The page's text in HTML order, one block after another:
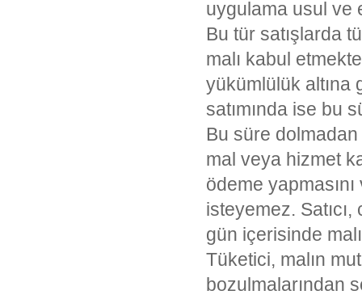
uygulama usul ve
Bu tür satışlarda
malı kabul
yükümlülük altına
satımında ise bu
Bu süre dolmadan
mal veya hizmet
ödeme
isteyemez.
gün içerisinde
Tüketici, malın
bozulmalarından